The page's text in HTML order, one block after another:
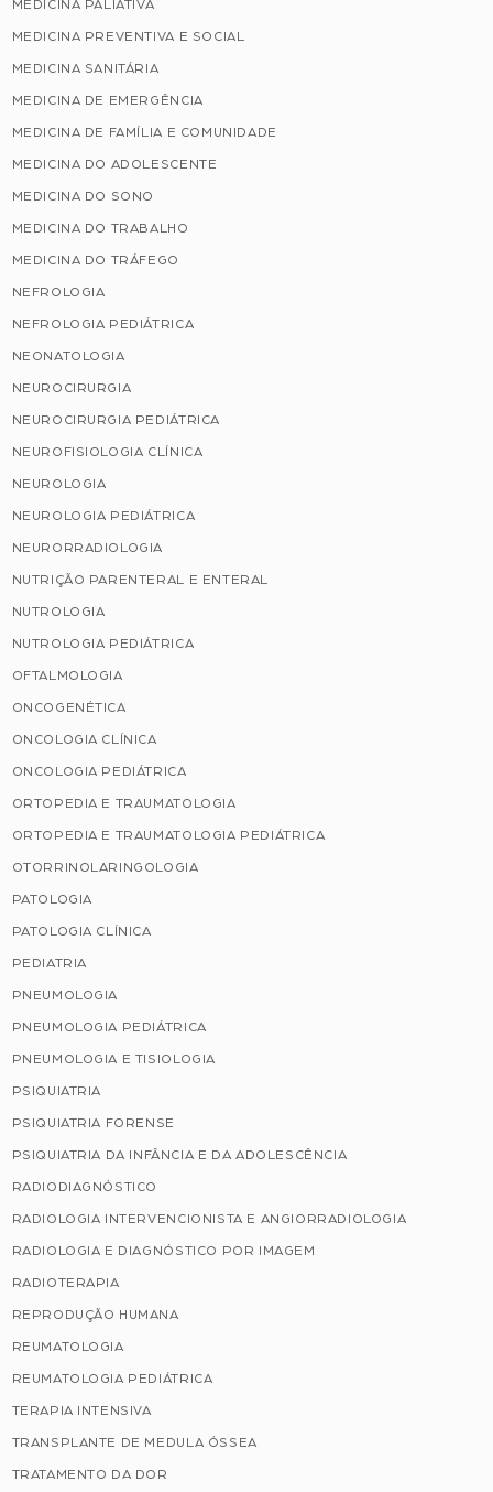
MEDICINA PALIATIVA
MEDICINA PREVENTIVA E SOCIAL
MEDICINA SANITÁRIA
MEDICINA DE EMERGÊNCIA
MEDICINA DE FAMÍLIA E COMUNIDADE
MEDICINA DO ADOLESCENTE
MEDICINA DO SONO
MEDICINA DO TRABALHO
MEDICINA DO TRÁFEGO
NEFROLOGIA
NEFROLOGIA PEDIÁTRICA
NEONATOLOGIA
NEUROCIRURGIA
NEUROCIRURGIA PEDIÁTRICA
NEUROFISIOLOGIA CLÍNICA
NEUROLOGIA
NEUROLOGIA PEDIÁTRICA
NEURORRADIOLOGIA
NUTRIÇÃO PARENTERAL E ENTERAL
NUTROLOGIA
NUTROLOGIA PEDIÁTRICA
OFTALMOLOGIA
ONCOGENÉTICA
ONCOLOGIA CLÍNICA
ONCOLOGIA PEDIÁTRICA
ORTOPEDIA E TRAUMATOLOGIA
ORTOPEDIA E TRAUMATOLOGIA PEDIÁTRICA
OTORRINOLARINGOLOGIA
PATOLOGIA
PATOLOGIA CLÍNICA
PEDIATRIA
PNEUMOLOGIA
PNEUMOLOGIA PEDIÁTRICA
PNEUMOLOGIA E TISIOLOGIA
PSIQUIATRIA
PSIQUIATRIA FORENSE
PSIQUIATRIA DA INFÂNCIA E DA ADOLESCÊNCIA
RADIODIAGNÓSTICO
RADIOLOGIA INTERVENCIONISTA E ANGIORRADIOLOGIA
RADIOLOGIA E DIAGNÓSTICO POR IMAGEM
RADIOTERAPIA
REPRODUÇÃO HUMANA
REUMATOLOGIA
REUMATOLOGIA PEDIÁTRICA
TERAPIA INTENSIVA
TRANSPLANTE DE MEDULA ÓSSEA
TRATAMENTO DA DOR